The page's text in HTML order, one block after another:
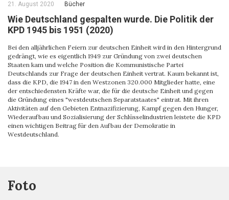
21. August 2020 Bücher
Wie Deutschland gespalten wurde. Die Politik der
KPD 1945 bis 1951 (2020)
Bei den alljährlichen Feiern zur deutschen Einheit wird in den Hintergrund
gedrängt, wie es eigentlich 1949 zur Gründung von zwei deutschen
Staaten kam und welche Position die Kommunistische Partei
Deutschlands zur Frage der deutschen Einheit vertrat. Kaum bekannt ist,
dass die KPD, die 1947 in den Westzonen 320.000 Mitglieder hatte, eine
der entschiedensten Kräfte war, die für die deutsche Einheit und gegen
die Gründung eines "westdeutschen Separatstaates" eintrat. Mit ihren
Aktivitäten auf den Gebieten Entnazifizierung, Kampf gegen den Hunger,
Wiederaufbau und Sozialisierung der Schlüsselindustrien leistete die KPD
einen wichtigen Beitrag für den Aufbau der Demokratie in
Westdeutschland.
Foto